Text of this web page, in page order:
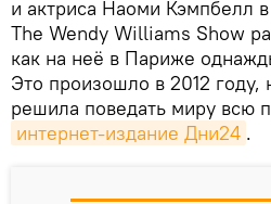
и актриса Наоми Кэмпбелл
The Wendy Williams Show
как на неё в Париже
Это произошло в 2012 году,
решила поведать миру всю
интернет-издание Дни24 .